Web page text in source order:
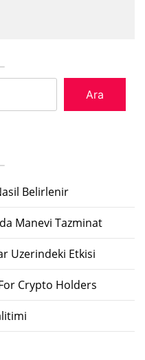
Ara
Belirlenir
Manevi Tazminat
Uzerindeki Etkisi
Crypto Holders